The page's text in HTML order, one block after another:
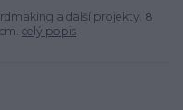
a další projekty. 8
celý popis